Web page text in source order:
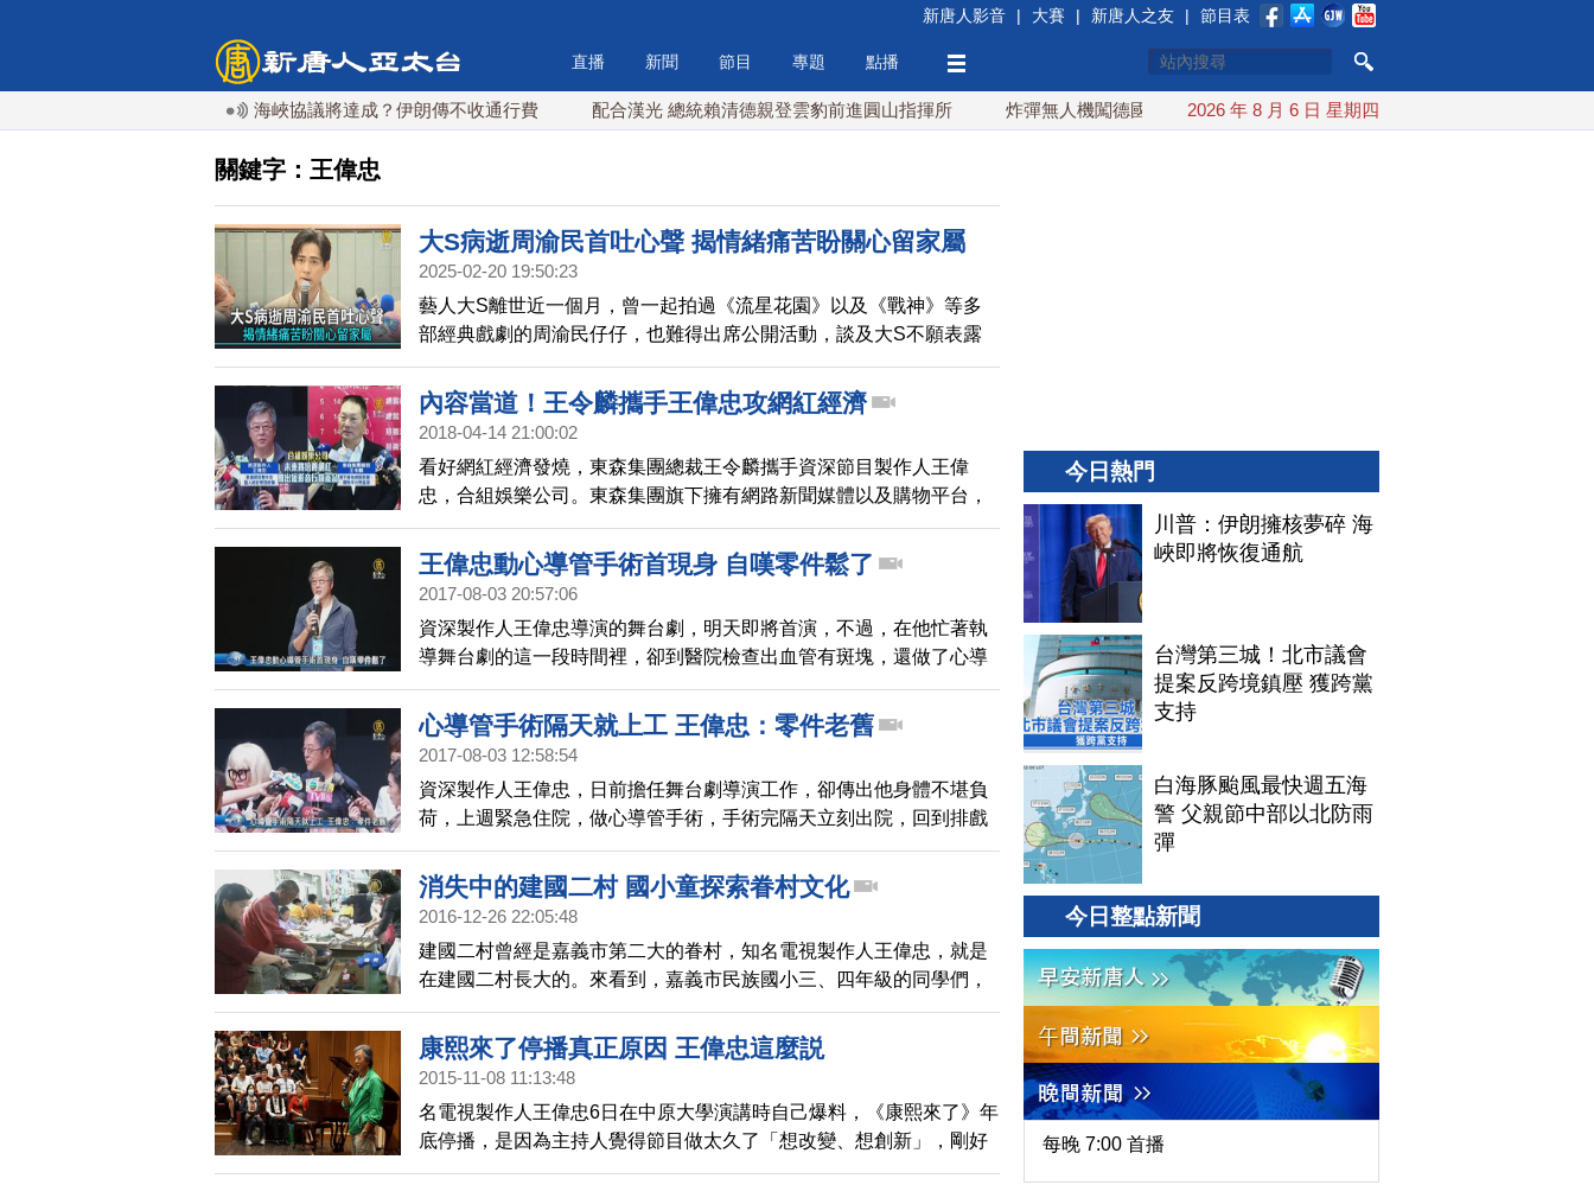
新唐人影音 | 大賽 | 新唐人之友 | 節目表
直播 新聞 節目 專題 點播
霍爾木茲海峽協議將達成？伊朗傳不收通行費 配合漢光 總統賴清德親登雲豹前進圓山指揮所 炸彈無人機闖德國機場 德內政部長：混合威脅升級
2026 年 8 月 6 日 星期四
關鍵字：王偉忠
大S病逝周渝民首吐心聲 揭情緒痛苦盼關心留家屬
2025-02-20 19:50:23
藝人大S離世近一個月，曾一起拍過《流星花園》以及《戰神》等多
部經典戲劇的周渝民仔仔，也難得出席公開活動，談及大S不願表露
太多內心情緒，並認為應該把關心留給家屬。
內容當道！王令麟攜手王偉忠攻網紅經濟
2018-04-14 21:00:02
看好網紅經濟發燒，東森集團總裁王令麟攜手資深節目製作人王偉
忠，合組娛樂公司。東森集團旗下擁有網路新聞媒體以及購物平台，
王令麟表示，台灣網紅有好創意，但缺乏商品力的結合，未來將培養
網紅，推出短影音行銷產品。
王偉忠動心導管手術首現身 自嘆零件鬆了
2017-08-03 20:57:06
資深製作人王偉忠導演的舞台劇，明天即將首演，不過，在他忙著執
導舞台劇的這一段時間裡，卻到醫院檢查出血管有斑塊，還做了心導
管手術，今天是他手術後首度現身，還自嘲自己零件鬆了。
心導管手術隔天就上工 王偉忠：零件老舊
2017-08-03 12:58:54
資深製作人王偉忠，日前擔任舞台劇導演工作，卻傳出他身體不堪負
荷，上週緊急住院，做心導管手術，手術完隔天立刻出院，回到排戲
場，今天上午舞台劇舉辦記者會，王偉忠親自出席， 還開玩笑說，身
體零件老舊了。
消失中的建國二村 國小童探索眷村文化
2016-12-26 22:05:48
建國二村曾經是嘉義市第二大的眷村，知名電視製作人王偉忠，就是
在建國二村長大的。來看到，嘉義市民族國小三、四年級的同學們，
將本學期探索被拆除的建國二村的學習成果，舉行深入的成果展，一
起來看看。
康熙來了停播真正原因 王偉忠這麼説
2015-11-08 11:13:48
名電視製作人王偉忠6日在中原大學演講時自己爆料，《康熙來了》年
底停播，是因為主持人覺得節目做太久了「想改變、想創新」，剛好
與這次在中原的講題「創新與創業」不謀而合。
今日熱門
川普：伊朗擁核夢碎 海
峽即將恢復通航
台灣第三城！北市議會
提案反跨境鎮壓 獲跨黨
支持
白海豚颱風最快週五海
警 父親節中部以北防雨
彈
今日整點新聞
每晚 7:00 首播